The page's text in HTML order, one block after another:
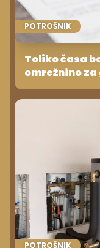
POTROŠNIK
Toliko časa
omrežnino
POTROŠNIK